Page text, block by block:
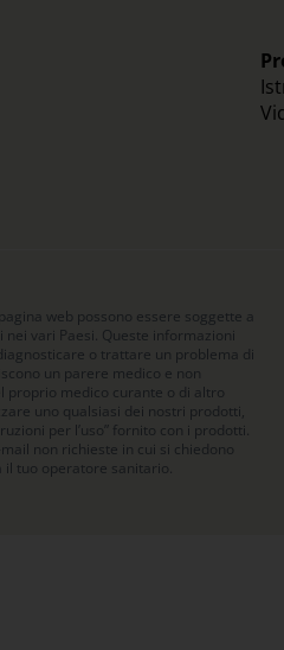
web possono essere soggette a
vari Paesi. Queste informazioni
o trattare un problema di
un parere medico e non
proprio medico curante o di altro
uno qualsiasi dei nostri prodotti,
per l’uso” fornito con i prodotti.
non richieste in cui si chiedono
il tuo operatore sanitario.